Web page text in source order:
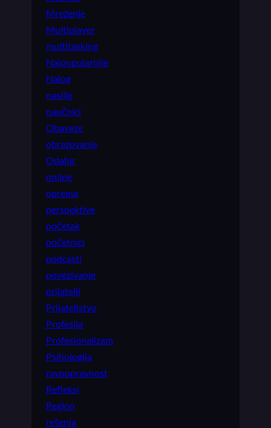
Mreženje
Multiplayer
multitasking
Najpopularnije
Nalog
nasilje
naučnici
Obaveze
obrazovanje
Odabir
online
oprema
perspektive
početak
početnici
podcasti
povezivanje
prijatelji
Prijateljstvo
Profesija
Profesionalizam
Psihologija
ravnopravnost
Refleksi
Region
rešenja